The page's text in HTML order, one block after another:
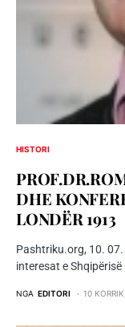
HISTORI
DHE
LONDËR 1913
Pashtriku.org, 10.
interesat e
NGA EDITORI 10